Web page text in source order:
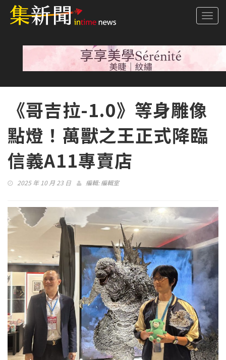
《哥吉拉-1.0》等身雕像
點燈！萬獸之王正式降臨
信義A11專賣店
2025 年 10 月 23 日 編輯:編輯室